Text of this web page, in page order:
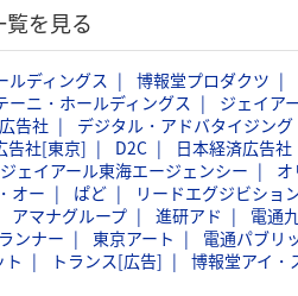
を見る
ルディングス 博報堂プロダクツ
ーニ・ホールディングス ジェイア
告社 デジタル・アドバタイジン
告社[東京] D2C 日本経済広告社
ジェイアール東海エージェンシー オ
オー ぱど リードエグジビショ
アマナグループ 進研アド 電通
ンナー 東京アート 電通パブリ
ト トランス[広告] 博報堂アイ・